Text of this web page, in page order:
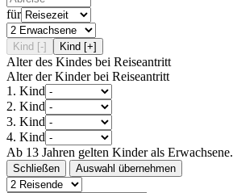
für
Kind [-] Kind [+]
Alter des Kindes bei Reiseantritt
Alter der Kinder bei Reiseantritt
1. Kind
2. Kind
3. Kind
4. Kind
Ab 13 Jahren gelten Kinder als Erwachsene.
Schließen Auswahl übernehmen